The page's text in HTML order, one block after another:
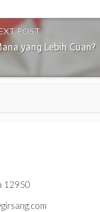
POST
yang Lebih Cuan?
12950